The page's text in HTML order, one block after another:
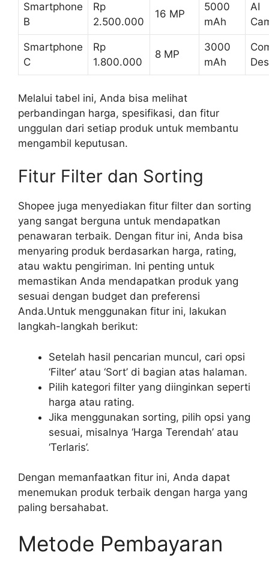
Smartphone
B
Rp
2.500.000
16 MP
5000
mAh
AI
Smartphone
C
Rp
1.800.000
8 MP
3000
mAh
Melalui tabel ini, Anda bisa melihat
perbandingan harga, spesifikasi, dan fitur
unggulan dari setiap produk untuk membantu
mengambil keputusan.
Fitur Filter dan Sorting
Shopee juga menyediakan fitur filter dan sorting
yang sangat berguna untuk mendapatkan
penawaran terbaik. Dengan fitur ini, Anda bisa
menyaring produk berdasarkan harga, rating,
atau waktu pengiriman. Ini penting untuk
memastikan Anda mendapatkan produk yang
sesuai dengan budget dan preferensi
Anda.Untuk menggunakan fitur ini, lakukan
langkah-langkah berikut:
Setelah hasil pencarian muncul, cari opsi
‘Filter’ atau ‘Sort’ di bagian atas halaman.
Pilih kategori filter yang diinginkan seperti
harga atau rating.
Jika menggunakan sorting, pilih opsi yang
sesuai, misalnya ‘Harga Terendah’ atau
‘Terlaris’.
Dengan memanfaatkan fitur ini, Anda dapat
menemukan produk terbaik dengan harga yang
paling bersahabat.
Metode Pembayaran